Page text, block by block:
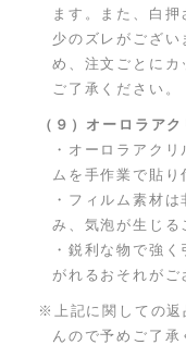
ます。また、白
少のズレがござい
め、注文ごとに
ご了承ください。
（９）オーロラア
・オーロラアク
ムを手作業で貼り
・フィルム素材
み、気泡が生じる
・鋭利な物で強
がれるおそれがご
※上記に関しての返
んので予めご了承